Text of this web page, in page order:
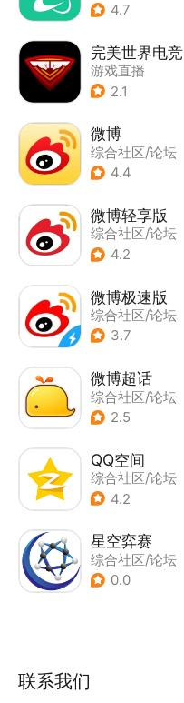
4.7
完美世界电竞
游戏直播
| 综合社区/论坛
2.1
微博
综合社区/论坛
4.4
微博轻享版
综合社区/论坛
4.2
微博极速版
综合社区/论坛
3.7
微博超话
综合社区/论坛
| 兴趣社区
2.5
QQ空间
综合社区/论坛
4.2
星空弈赛
综合社区/论坛
| 兴趣社区
0.0
联系我们